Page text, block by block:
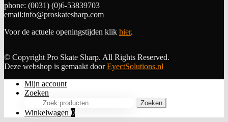
phone: (0031) (0)6-53839703
email:info@proskatesharp.com
Voor de actuele openingstijden klik hier.
© Copyright Pro Skate Sharp. All Rights Reserved.
Deze webshop is gemaakt doorEyectSolutions.nl
Mijn account
Zoeken
Zoeken
naar:
Zoeken
Winkelwagen 0